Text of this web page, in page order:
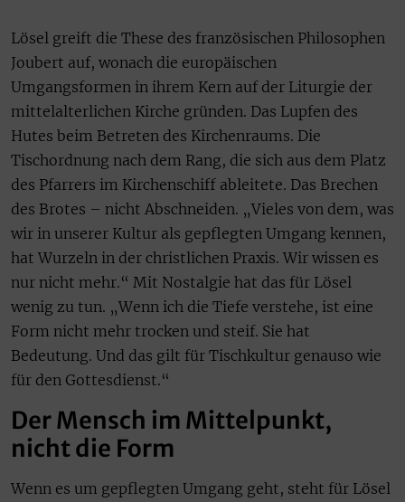
Lösel greift die These des französischen Philosophen
Joubert auf, wonach die europäischen
Umgangsformen in ihrem Kern auf der Liturgie der
mittelalterlichen Kirche gründen. Das Lupfen des
Hutes beim Betreten des Kirchenraums. Die
Tischordnung nach dem Rang, die sich aus dem Platz
des Pfarrers im Kirchenschiff ableitete. Das Brechen
des Brotes – nicht Abschneiden. „Vieles von dem, was
wir in unserer Kultur als gepflegten Umgang kennen,
hat Wurzeln in der christlichen Praxis. Wir wissen es
nur nicht mehr.“ Mit Nostalgie hat das für Lösel
wenig zu tun. „Wenn ich die Tiefe verstehe, ist eine
Form nicht mehr trocken und steif. Sie hat
Bedeutung. Und das gilt für Tischkultur genauso wie
für den Gottesdienst.“
Der Mensch im Mittelpunkt,
nicht die Form
Wenn es um gepflegten Umgang geht, steht für Lösel